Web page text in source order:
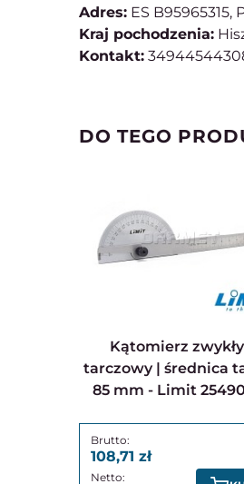
Adres: ES
Kraj pochodzenia:
Kontakt:
DO TEGO
Kątomierz zwykły |
tarczowy | średnica
85 mm - Limit
108,71